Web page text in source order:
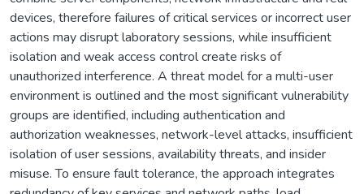
devices, therefore failures of critical services or incorrect user
actions may disrupt laboratory sessions, while insufficient
isolation and weak access control create risks of
unauthorized interference. A threat model for a multi-user
environment is outlined and the most significant vulnerability
groups are identified, including authentication and
authorization weaknesses, network-level attacks, insufficient
isolation of user sessions, availability threats, and insider
misuse. To ensure fault tolerance, the approach integrates